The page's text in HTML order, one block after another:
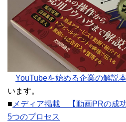
YouTubeを始める企業の解説
います。
■ メディア掲載 【動画PRの成
5つのプロセス